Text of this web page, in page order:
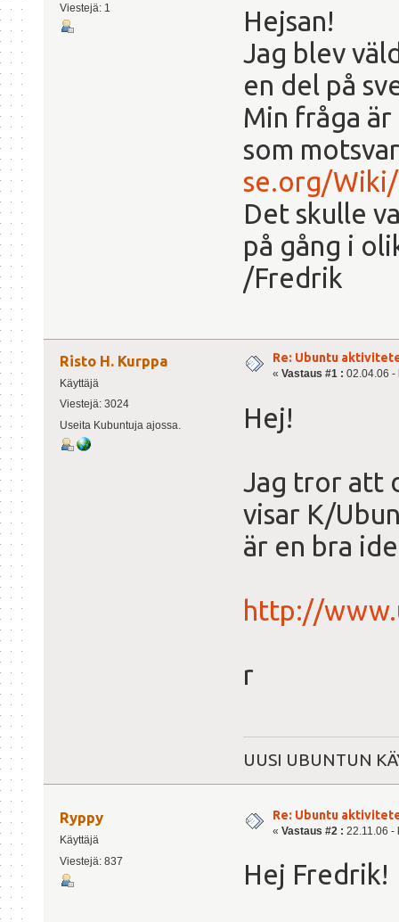
Viestejä: 1
Hejsan!
Jag blev
en del på
Min fråga
som
se.org/
Det skulle
på gång i
/Fredrik
Risto H. Kurppa
Käyttäjä
Viestejä: 3024
Useita Kubuntuja ajossa.
Re: Ubuntu
« Vastaus #1 : 02.04.06 -
Hej!
Jag tror att
visar K/
är en bra
http://
r
UUSI UBUNTUN
Ryppy
Käyttäjä
Viestejä: 837
Re: Ubuntu
« Vastaus #2 : 22.11.06 -
Hej Fredrik!